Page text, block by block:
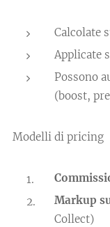
Calcolate
Applicate
Possono
(boost,
Modelli di pricing
Markup
Collect)